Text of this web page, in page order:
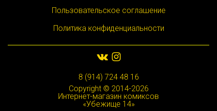
Пользовательское соглашение
Политика конфиденциальности
8 (914) 724 48 16
Copyright © 2014-2026
Интернет-магазин комиксов
«Убежище 14»